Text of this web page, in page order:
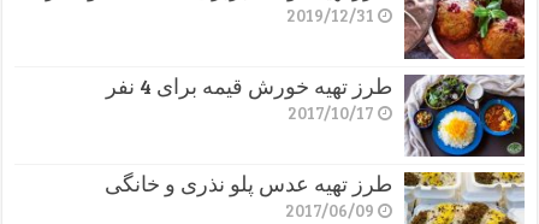
2019/12/31
طرز تهیه خورش قیمه برای 4 نفر
2017/10/17
طرز تهیه عدس پلو نذری و خانگی
2017/06/09